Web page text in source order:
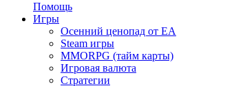
Помощь
Игры
Осенний ценопад от EA
Steam игры
MMORPG (тайм карты)
Игровая валюта
Стратегии